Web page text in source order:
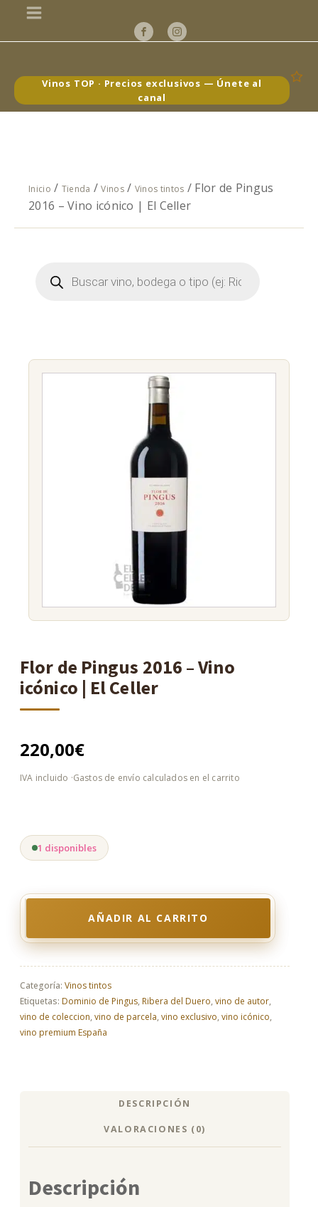
Vinos TOP · Precios exclusivos — Únete al
canal
Inicio / Tienda /Vinos/ Vinos tintos / Flor de Pingus
2016 – Vino icónico | El Celler
Búsqueda
Flor de Pingus 2016 – Vino
icónico | El Celler
220,00€
1 disponibles
de
–
Vino
icónico
El
AÑADIR AL CARRITO
Categoría: Vinos tintos
Etiquetas: Dominio de Pingus, Ribera del Duero,vino de autor,
vino de coleccion,vino de parcela,vino exclusivo,vino icónico,
vino premium España
DESCRIPCIÓN
VALORACIONES (0)
Descripción